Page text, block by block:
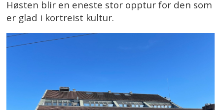
Høsten blir en eneste stor opptur for den som
er glad i kortreist kultur.